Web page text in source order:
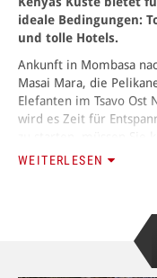
ideale Bedingungen:
und tolle Hotels.
Ankunft in Mombasa
Masai Mara, die
Elefanten im Tsavo Ost
wird es Zeit für
Nur wenige Kilometer
Nord-Küste Kenyas:
WEITERLESEN